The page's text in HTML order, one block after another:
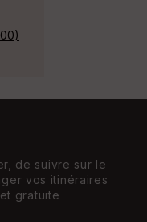
de suivre sur le
vos itinéraires
gratuite